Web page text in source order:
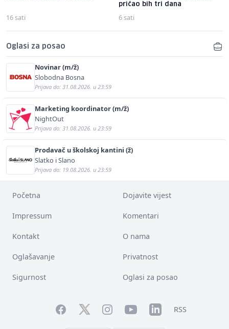
16 sati
pričao bih tri dana
6 sati
Oglasi za posao
Novinar (m/ž)
Slobodna Bosna
Prijava do: 31.08.2026. u 23:59
Marketing koordinator (m/ž)
NightOut
Prijava do: 31.08.2026. u 23:59
Prodavač u školskoj kantini (ž)
Slatko i Slano
Prijava do: 19.08.2026. u 23:59
Početna Dojavite vijest
Impressum Komentari
Kontakt O nama
Oglašavanje Privatnost
Sigurnost Oglasi za posao
FacebookTwitterInstagramYouTubeLinkedInRSS